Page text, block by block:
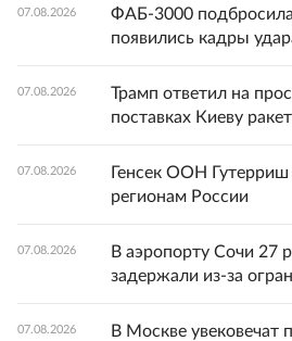
07.08.2026
ФАБ-3000
появились кадры
07.08.2026
Трамп ответил на
поставках Киеву ракет
07.08.2026
Генсек ООН
регионам России
07.08.2026
В аэропорту Сочи 27
задержали из-за
07.08.2026
В Москве увековечат